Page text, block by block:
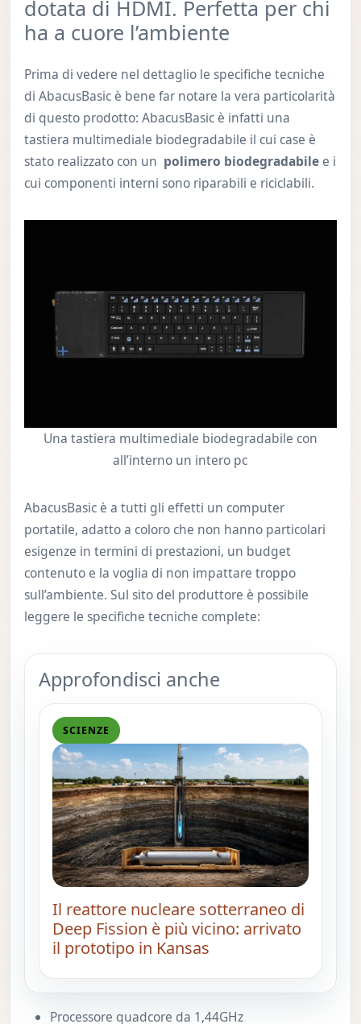
dotata di HDMI. Perfetta per chi
ha a cuore l’ambiente
Prima di vedere nel dettaglio le specifiche tecniche
di AbacusBasic è bene far notare la vera particolarità
di questo prodotto: AbacusBasic è infatti una
tastiera multimediale biodegradabile il cui case è
stato realizzato con un polimero biodegradabilee i
cui componenti interni sono riparabili e riciclabili.
Una tastiera multimediale biodegradabile con
all’interno un intero pc
AbacusBasic è a tutti gli effetti un computer
portatile, adatto a coloro che non hanno particolari
esigenze in termini di prestazioni, un budget
contenuto e la voglia di non impattare troppo
sull’ambiente. Sul sito del produttore è possibile
leggere le specifiche tecniche complete:
Approfondisci anche
SCIENZE
Il reattore nucleare sotterraneo di
Deep Fission è più vicino: arrivato
il prototipo in Kansas
Processore quadcore da 1,44GHz